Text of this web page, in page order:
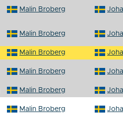
Malin Broberg
Malin Broberg
Malin Broberg
Malin Broberg
Malin Broberg
Malin Broberg